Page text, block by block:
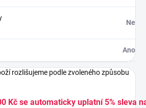
Ne
Ano
rozlišujeme podle zvoleného způsobu
Kč se automaticky uplatní 5% sleva